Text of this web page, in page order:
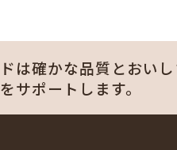
は確かな品質とおい
サポートします。